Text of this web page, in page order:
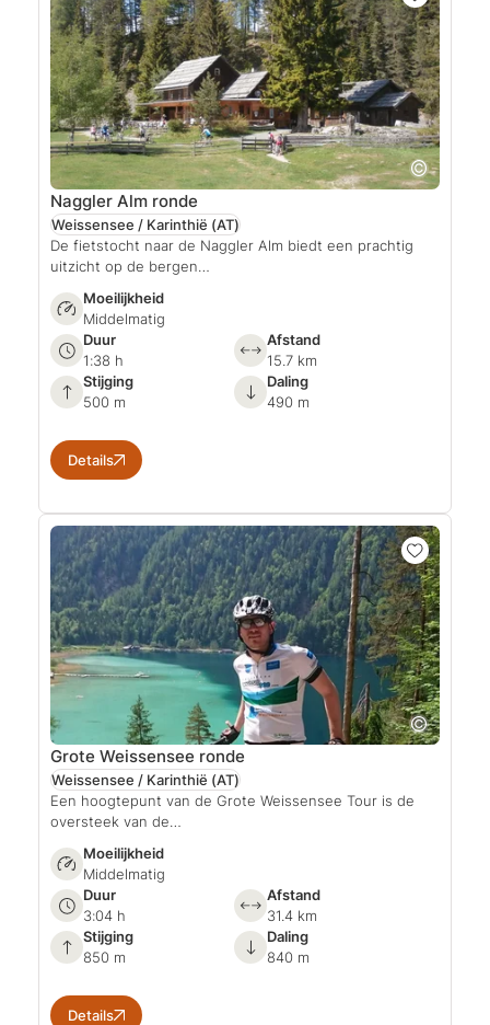
Naggler Alm ronde
Weissensee / Karinthië (AT)
De fietstocht naar de Naggler Alm biedt een prachtig
uitzicht op de bergen…
Moeilijkheid
Middelmatig
Duur
1:38 h
Afstand
15.7 km
Stijging
500 m
Daling
490 m
Details
Grote Weissensee ronde
Weissensee / Karinthië (AT)
Een hoogtepunt van de Grote Weissensee Tour is de
oversteek van de…
Moeilijkheid
Middelmatig
Duur
3:04 h
Afstand
31.4 km
Stijging
850 m
Daling
840 m
Details